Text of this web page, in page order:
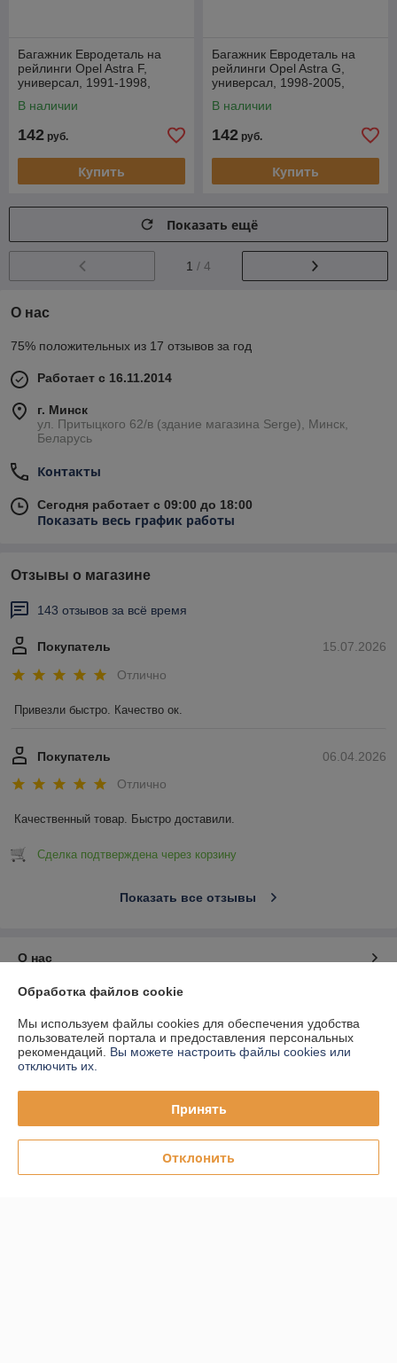
Багажник Евродеталь на
рейлинги Opel Astra F,
универсал, 1991-1998,
В наличии
142 руб.
Купить
Багажник Евродеталь на
рейлинги Opel Astra G,
универсал, 1998-2005,
В наличии
142 руб.
Купить
Показать ещё
1 / 4
О нас
75% положительных из 17 отзывов за год
Работает с 16.11.2014
г. Минск
ул. Притыцкого 62/в (здание магазина Serge), Минск,
Беларусь
Контакты
Сегодня работает с 09:00 до 18:00
Показать весь график работы
Отзывы о магазине
143 отзывов за всё время
15.07.2026
Покупатель
Отлично
Привезли быстро. Качество ок.
06.04.2026
Покупатель
Отлично
Качественный товар. Быстро доставили.
Сделка подтверждена через корзину
Показать все отзывы
О нас
Контакты
Доставка и оплата
Полная версия сайта
Политика обработки cookies
Обработка файлов cookie
Мы используем файлы cookies для обеспечения удобства
пользователей портала и предоставления персональных
рекомендаций. Вы можете настроить файлы cookies или
отключить их.
Принять
Отклонить